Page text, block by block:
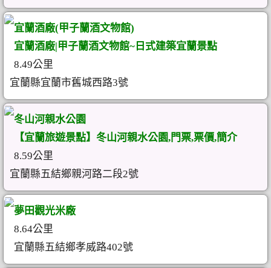
宜蘭酒廠(甲子蘭酒文物館)
宜蘭酒廠|甲子蘭酒文物館~日式建築宜蘭景點
8.49公里
宜蘭縣宜蘭市舊城西路3號
冬山河親水公園
【宜蘭旅遊景點】冬山河親水公園,門票,票價,簡介
8.59公里
宜蘭縣五結鄉親河路二段2號
夢田觀光米廠
8.64公里
宜蘭縣五結鄉孝威路402號